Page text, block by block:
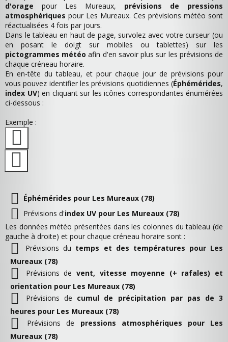
d'orage pour Les Mureaux, prévisions de pressions
atmosphériques pour Les Mureaux. Ces prévisions météo sont
réactualisées 4 fois par jours.
Dans le tableau en haut de page, survolez avec votre curseur (ou
en posant le doigt sur mobiles ou tablettes) sur les
pictogrammes météo afin d'en savoir plus sur les prévisions de
chaque créneau horaire.
En en-tête du tableau, et pour chaque jour de prévisions pour
vous pouvez identifier les prévisions quotidiennes (Éphémérides,
index UV) en cliquant sur les icônes correspondantes énumérées
ci-dessous :
Exemple :
Éphémérides pour Les Mureaux (78)
Prévisions d'index UV pour Les Mureaux (78)
Les données météo présentées dans les colonnes du tableau (de
gauche à droite) et pour chaque créneau horaire sont :
Prévisions du temps et des températures pour Les
Mureaux (78)
Prévisions de vent, vitesse moyenne (+ rafales) et
orientation pour Les Mureaux (78)
Prévisions de cumul de précipitation par pas de 3
heures pour Les Mureaux (78)
Prévisions de pressions atmosphériques pour Les
Mureaux (78)